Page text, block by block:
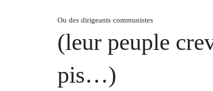
Ou des dirigeants communistes
(leur peuple
pis…)